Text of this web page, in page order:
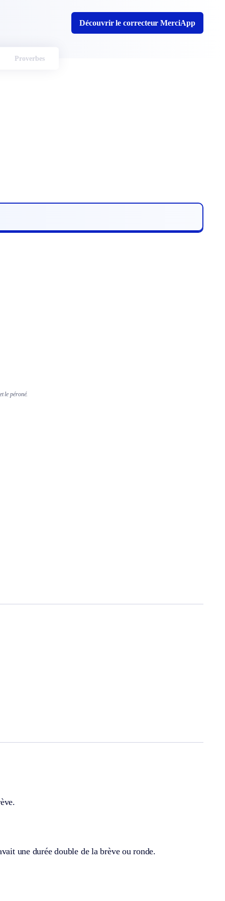
Découvrir le correcteur MerciApp
Proverbes
le péroné.
une durée double de la brève ou ronde.